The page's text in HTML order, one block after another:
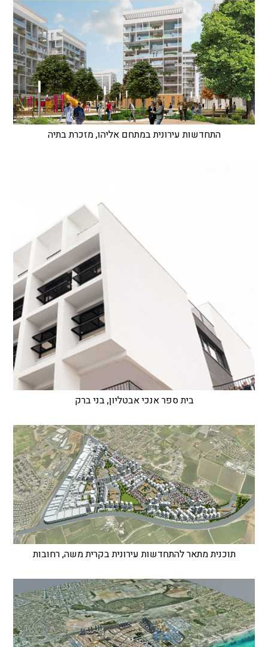
התחדשות עירונית במתחם אליהו, מזכרת בתיה
בית ספר אנכי אבטליון, בני ברק
תוכנית מתאר להתחדשות עירונית בקרית משה, רחובות